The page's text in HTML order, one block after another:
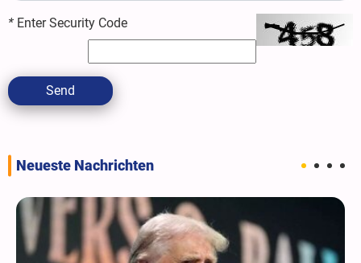
* Enter Security Code
Send
Neueste Nachrichten